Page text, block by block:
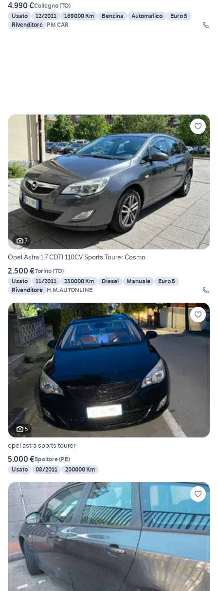
4.990 €Collegno(TO)
Usato
12/2011 169000 Km Benzina Automatico
Euro 5
Rivenditore PM CAR
7
Opel Astra 1.7 CDTI 110CV Sports Tourer Cosmo
2.500 €Torino(TO)
Usato
11/2011 230000 Km Diesel Manuale
Euro 5
Rivenditore H.M.AUTONLINE
5
opel astra sports tourer
5.000 €Spoltore(PE)
Usato
08/2011 200000 Km